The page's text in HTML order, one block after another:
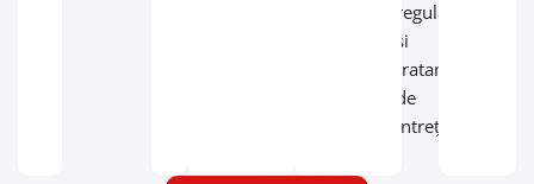
regulată
și
tratamentul
de
întreținere.